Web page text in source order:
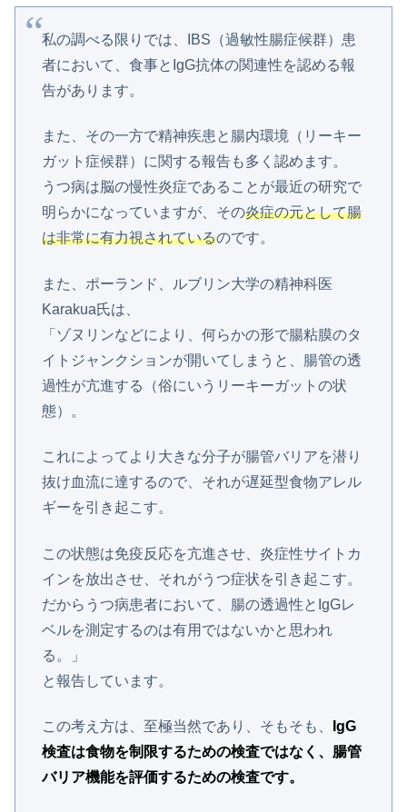
私の調べる限りでは、IBS（過敏性腸症候群）患
者において、食事とIgG抗体の関連性を認める報
告があります。
また、その一方で精神疾患と腸内環境（リーキー
ガット症候群）に関する報告も多く認めます。
うつ病は脳の慢性炎症であることが最近の研究で
明らかになっていますが、その炎症の元として腸
は非常に有力視されているのです。
また、ポーランド、ルブリン大学の精神科医
Karakua氏は、
「ゾヌリンなどにより、何らかの形で腸粘膜のタ
イトジャンクションが開いてしまうと、腸管の透
過性が亢進する（俗にいうリーキーガットの状
態）。
これによってより大きな分子が腸管バリアを潜り
抜け血流に達するので、それが遅延型食物アレル
ギーを引き起こす。
この状態は免疫反応を亢進させ、炎症性サイトカ
インを放出させ、それがうつ症状を引き起こす。
だからうつ病患者において、腸の透過性とIgGレ
ベルを測定するのは有用ではないかと思われ
る。」
と報告しています。
この考え方は、至極当然であり、そもそも、
IgG
検査は食物を制限するための検査ではなく、腸管
バリア機能を評価するための検査です。